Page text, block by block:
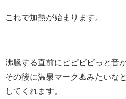
これで加熱が始まります。
沸騰する直前にピピピピっと音
その後に温泉マーク♨みたいな
してくれます。